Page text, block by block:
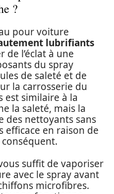
?
pour voiture
lubrifiants
l’éclat à une
du spray
de saleté et de
la carrosserie du
est similaire à la
la saleté, mais la
des nettoyants sans
efficace en raison de
suffit de vaporiser
avec le spray avant
microfibres.